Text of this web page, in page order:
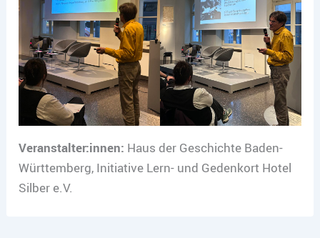
Veranstalter:innen: Haus der Geschichte Baden-
Württemberg, Initiative Lern- und Gedenkort Hotel
Silber e.V.